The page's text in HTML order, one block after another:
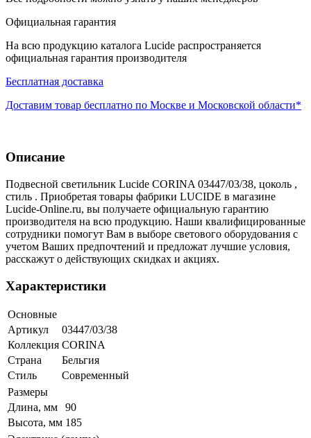
Официальная гарантия
На всю продукцию каталога Lucide распространяется
официальная гарантия производителя
Бесплатная доставка
Доставим товар бесплатно по Москве и Московской области*
Описание
Подвесной светильник Lucide CORINA 03447/03/38, цоколь ,
стиль . Приобретая товары фабрики LUCIDE в магазине
Lucide-Online.ru, вы получаете официальную гарантию
производителя на всю продукцию. Наши квалифицированные
сотрудники помогут Вам в выборе светового оборудования с
учетом Ваших предпочтений и предложат лучшие условия,
расскажут о действующих скидках и акциях.
Характеристики
Основные
Артикул
03447/03/38
Коллекция CORINA
Страна
Бельгия
Стиль
Современный
Размеры
Длина, мм
90
Высота, мм 185